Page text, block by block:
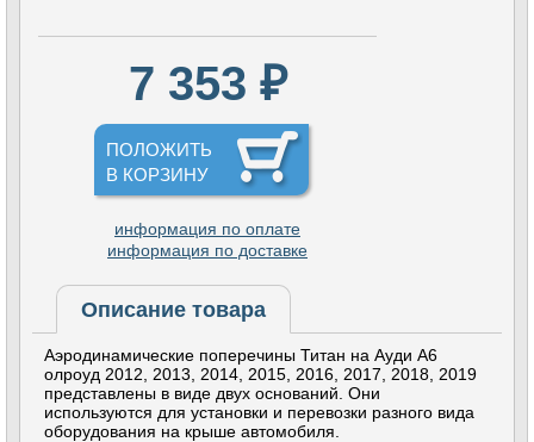
7 353 ₽
ПОЛОЖИТЬ
В КОРЗИНУ
информация по оплате
информация по доставке
Описание товара
Аэродинамические поперечины Титан на Ауди А6
олроуд 2012, 2013, 2014, 2015, 2016, 2017, 2018, 2019
представлены в виде двух оснований. Они
используются для установки и перевозки разного вида
оборудования на крыше автомобиля.